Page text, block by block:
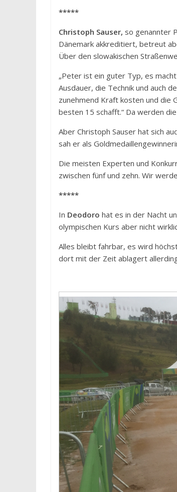
*****
Christoph Sauser, so genannter
Dänemark akkreditiert, betreut
Über den slowakischen
„Peter ist ein guter Typ, es
Ausdauer, die Technik und auch
zunehmend Kraft kosten und die
besten 15 schafft.“ Da werden die
Aber Christoph Sauser hat sich
sah er als
Die meisten Experten und
zwischen fünf und zehn. Wir
*****
In Deodoro hat es in der Nacht
olympischen Kurs aber nicht
Alles bleibt fahrbar, es wird
dort mit der Zeit ablagert